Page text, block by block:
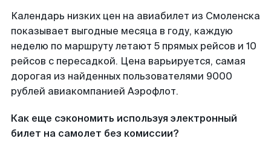
Календарь низких цен на авиабилет из Смоленска
показывает выгодные месяца в году, каждую
неделю по маршруту летают 5 прямых рейсов и 10
рейсов с пересадкой. Цена варьируется, самая
дорогая из найденных пользователями 9000
рублей авиакомпанией Аэрофлот.
Как еще сэкономить используя электронный
билет на самолет без комиссии?